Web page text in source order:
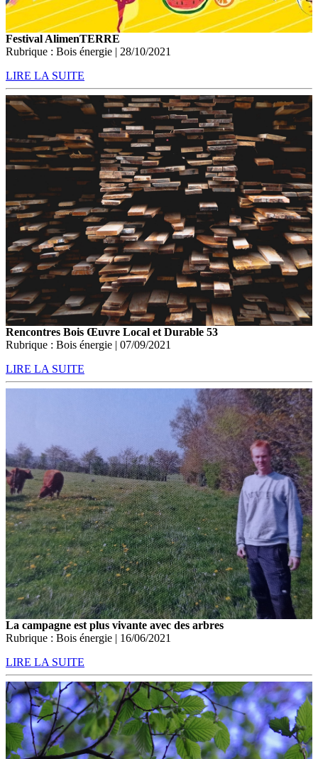
Festival AlimenTERRE
Rubrique : Bois énergie | 28/10/2021
LIRE LA SUITE
Rencontres Bois Œuvre Local et Durable 53
Rubrique : Bois énergie | 07/09/2021
LIRE LA SUITE
La campagne est plus vivante avec des arbres
Rubrique : Bois énergie | 16/06/2021
LIRE LA SUITE